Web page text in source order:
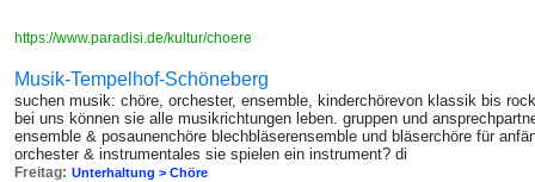
https://www.paradisi.de/kultur/choere
Musik-Tempelhof-Schöneberg
suchen musik: chöre, orchester, ensemble, kinderchörevon klassik bis
bei uns können sie alle musikrichtungen leben. gruppen und
ensemble & posaunenchöre blechbläserensemble und bläserchöre für
orchester & instrumentales sie spielen ein instrument? di
Freitag: Unterhaltung > Chöre